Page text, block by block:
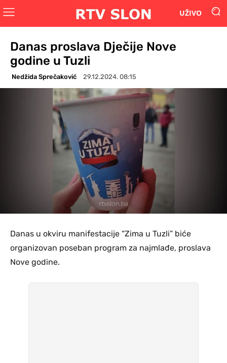
UŽIVO
Danas proslava Dječije Nove
godine u Tuzli
Nedžida Sprečaković 29.12.2024. 08:15
Danas u okviru manifestacije “Zima u Tuzli” biće
organizovan poseban program za najmlađe, proslava
Nove godine.